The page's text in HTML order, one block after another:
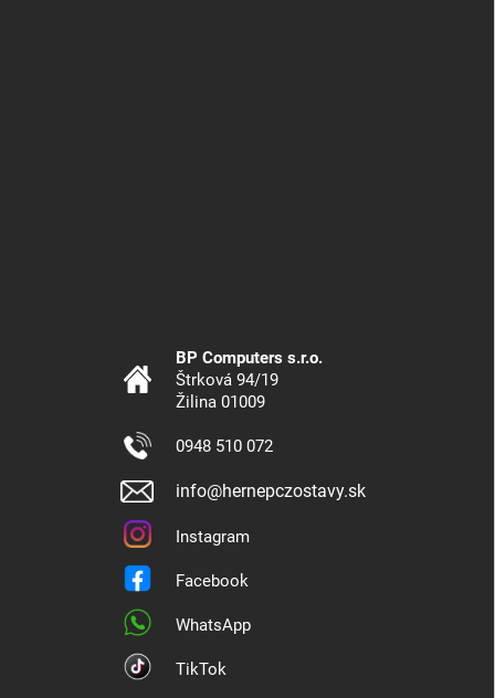
BP Computers s.r.o.
Štrková 94/19
Žilina 01009
0948 510 072
info@hernepczostavy.sk
Instagram
Facebook
WhatsApp
TikTok